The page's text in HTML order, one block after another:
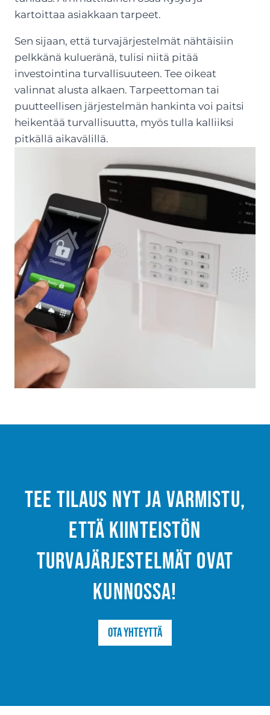
kartoittaa asiakkaan tarpeet.
Sen sijaan, että turvajärjestelmät nähtäisiin
pelkkänä kulueränä, tulisi niitä pitää
investointina turvallisuuteen. Tee oikeat
valinnat alusta alkaen. Tarpeettoman tai
puutteellisen järjestelmän hankinta voi paitsi
heikentää turvallisuutta, myös tulla kalliiksi
pitkällä aikavälillä.
Tee tilaus nyt ja varmistu,
että kiinteistön
turvajärjestelmät ovat
kunnossa!
Ota yhteyttä